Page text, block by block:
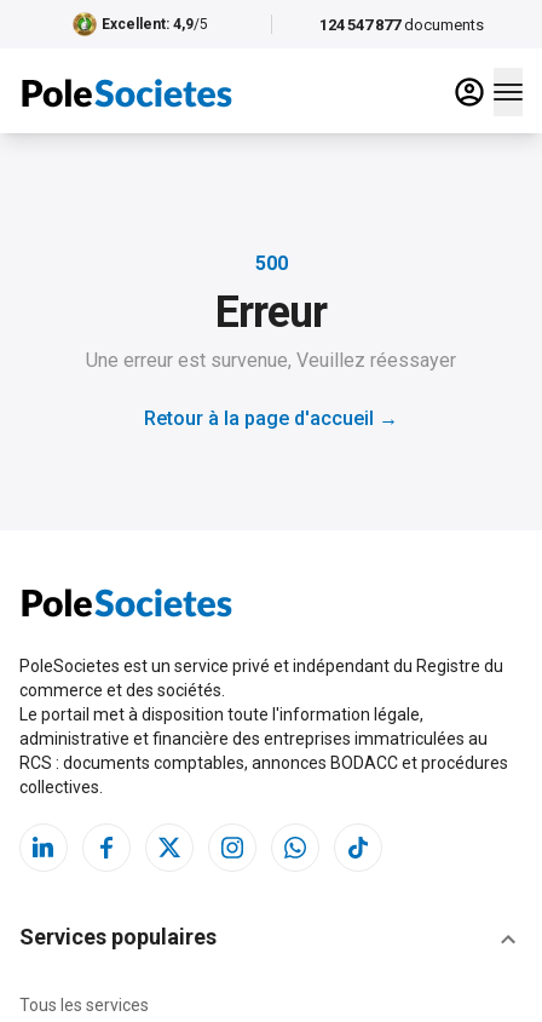
124 547 877 documents
Excellent: 4,9/5
500
Erreur
Une erreur est survenue, Veuillez réessayer
Retour à la page d'accueil →
PoleSocietes est un service privé et indépendant du Registre du
commerce et des sociétés.
Le portail met à disposition toute l'information légale,
administrative et financière des entreprises immatriculées au
RCS : documents comptables, annonces BODACC et procédures
collectives.
Services populaires
Tous les services